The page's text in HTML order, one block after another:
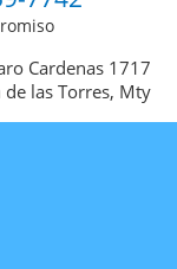
Cardenas 1717
de las Torres, Mty